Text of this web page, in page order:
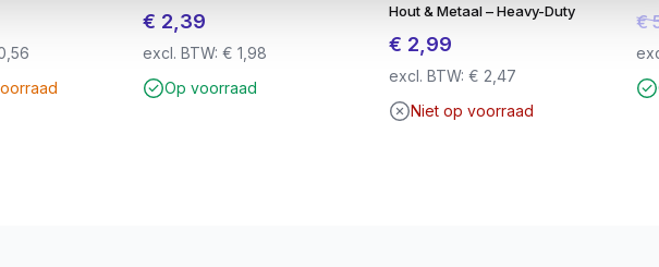
€ 2,39
excl. BTW:€ 1,98
Op voorraad
Hout & Metaal – Heavy-Duty
€ 2,99
excl. BTW:€ 2,47
Niet op voorraad
€